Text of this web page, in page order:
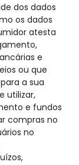
dos dados
os dados
atesta
e
ou que
a sua
utilizar,
e fundos
compras no
no